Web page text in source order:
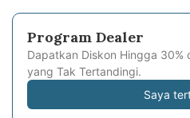
Program Dealer
Dapatkan Diskon Hingga 30%
yang Tak Tertandingi.
Saya